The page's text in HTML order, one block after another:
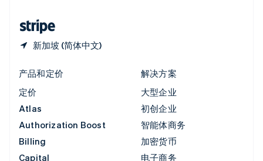
新加坡 (简体中文)
产品和定价
定价
Atlas
Authorization Boost
Billing
Capital
解决方案
大型企业
初创企业
智能体商务
加密货币
电子商务